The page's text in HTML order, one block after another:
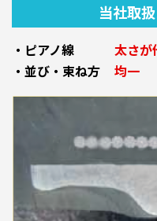
当社取
・ピアノ線
太さが
・並び・束ね方
均一